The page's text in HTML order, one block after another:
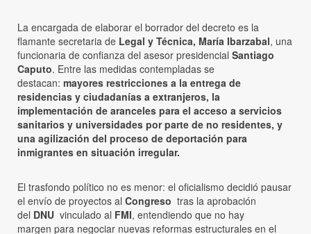
La encargada de elaborar el borrador del decreto es la
flamante secretaria de Legal y Técnica, María Ibarzabal, una
funcionaria de confianza del asesor presidencial Santiago
Caputo. Entre las medidas contempladas se
destacan: mayores restricciones a la entrega de
residencias y ciudadanías a extranjeros, la
implementación de aranceles para el acceso a servicios
sanitarios y universidades por parte de no residentes, y
una agilización del proceso de deportación para
inmigrantes en situación irregular.
El trasfondo político no es menor: el oficialismo decidió pausar
el envío de proyectos al Congreso tras la aprobación
del DNU vinculado al FMI, entendiendo que no hay
margen para negociar nuevas reformas estructurales en el